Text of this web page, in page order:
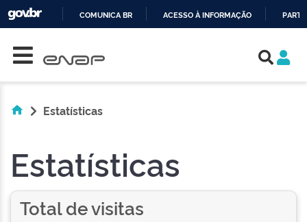
COMUNICA BR ACESSO À INFORMAÇÃO
Estatísticas
Estatísticas
Total de visitas